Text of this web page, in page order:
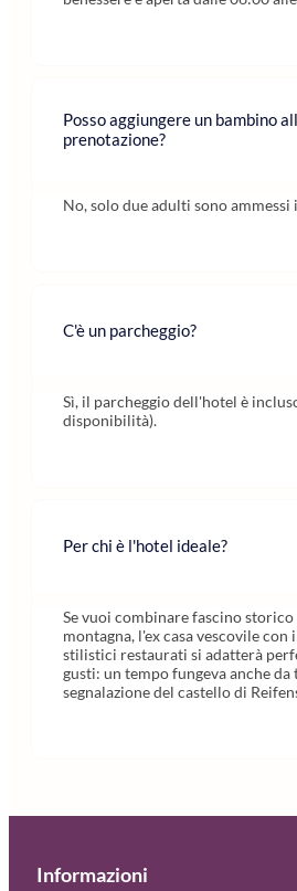
Posso aggiungere un bambino
prenotazione?
No, solo due adulti sono ammessi
C'è un parcheggio?
Sì, il parcheggio dell'hotel è
disponibilità).
Per chi è l'hotel ideale?
Se vuoi combinare fascino
montagna, l'ex casa vescovile con
stilistici restaurati si adatterà
gusti: un tempo fungeva anche da
segnalazione del castello di
Informazioni